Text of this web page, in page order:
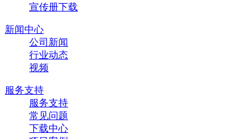
宣传册下载
新闻中心
公司新闻
行业动态
视频
服务支持
服务支持
常见问题
下载中心